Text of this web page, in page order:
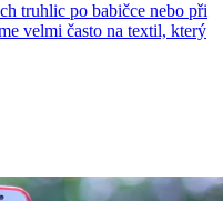
truhlic po babičce nebo při
velmi často na textil, který